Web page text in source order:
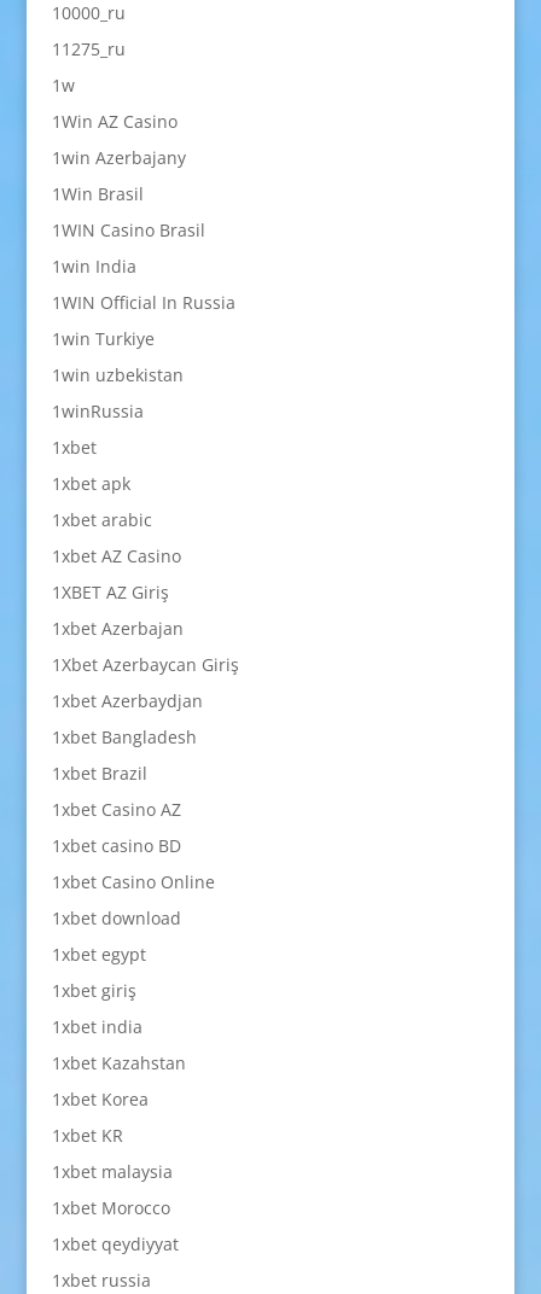
10000_ru
11275_ru
1w
1Win AZ Casino
1win Azerbajany
1Win Brasil
1WIN Casino Brasil
1win India
1WIN Official In Russia
1win Turkiye
1win uzbekistan
1winRussia
1xbet
1xbet apk
1xbet arabic
1xbet AZ Casino
1XBET AZ Giriş
1xbet Azerbajan
1Xbet Azerbaycan Giriş
1xbet Azerbaydjan
1xbet Bangladesh
1xbet Brazil
1xbet Casino AZ
1xbet casino BD
1xbet Casino Online
1xbet download
1xbet egypt
1xbet giriş
1xbet india
1xbet Kazahstan
1xbet Korea
1xbet KR
1xbet malaysia
1xbet Morocco
1xbet qeydiyyat
1xbet russia